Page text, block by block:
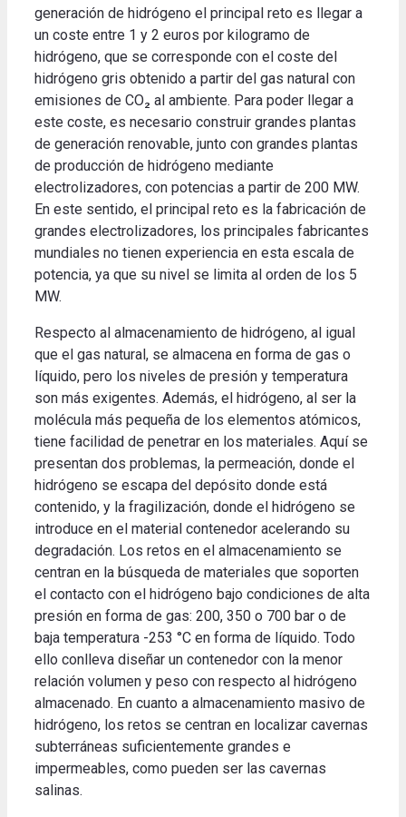
generación de hidrógeno el principal reto es llegar a
un coste entre 1 y 2 euros por kilogramo de
hidrógeno, que se corresponde con el coste del
hidrógeno gris obtenido a partir del gas natural con
emisiones de CO₂ al ambiente. Para poder llegar a
este coste, es necesario construir grandes plantas
de generación renovable, junto con grandes plantas
de producción de hidrógeno mediante
electrolizadores, con potencias a partir de 200 MW.
En este sentido, el principal reto es la fabricación de
grandes electrolizadores, los principales fabricantes
mundiales no tienen experiencia en esta escala de
potencia, ya que su nivel se limita al orden de los 5
MW.
Respecto al almacenamiento de hidrógeno, al igual
que el gas natural, se almacena en forma de gas o
líquido, pero los niveles de presión y temperatura
son más exigentes. Además, el hidrógeno, al ser la
molécula más pequeña de los elementos atómicos,
tiene facilidad de penetrar en los materiales. Aquí se
presentan dos problemas, la permeación, donde el
hidrógeno se escapa del depósito donde está
contenido, y la fragilización, donde el hidrógeno se
introduce en el material contenedor acelerando su
degradación. Los retos en el almacenamiento se
centran en la búsqueda de materiales que soporten
el contacto con el hidrógeno bajo condiciones de alta
presión en forma de gas: 200, 350 o 700 bar o de
baja temperatura -253 °C en forma de líquido. Todo
ello conlleva diseñar un contenedor con la menor
relación volumen y peso con respecto al hidrógeno
almacenado. En cuanto a almacenamiento masivo de
hidrógeno, los retos se centran en localizar cavernas
subterráneas suficientemente grandes e
impermeables, como pueden ser las cavernas
salinas.